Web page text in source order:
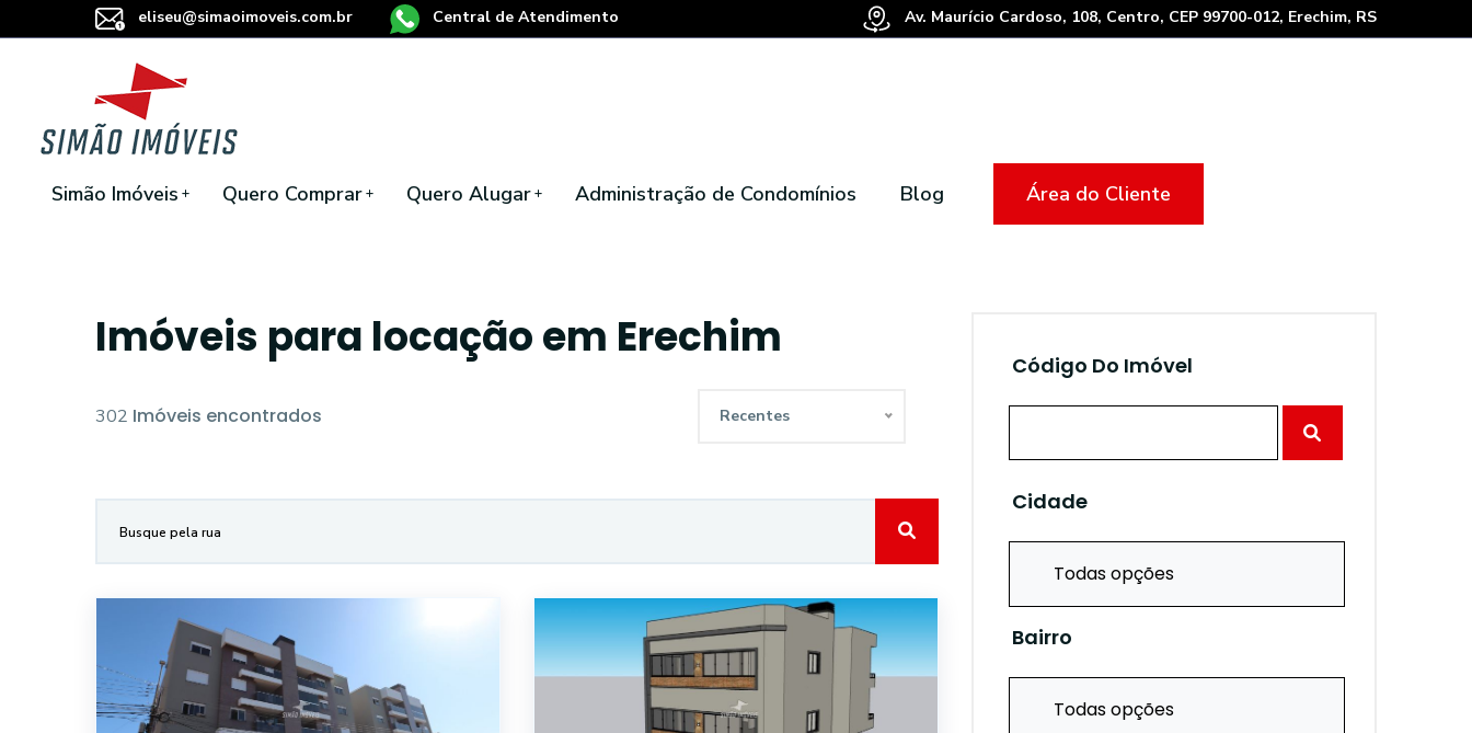
eliseu@simaoimoveis.com.br Central de Atendimento Av. Maurício Cardoso, 108, Centro, CEP 99700-012, Erechim, RS
Simão Imóveis Quero Comprar Quero Alugar Administração de Condomínios Blog Área do Cliente
Imóveis para locação em Erechim
302 Imóveis encontrados Recentes
Código Do Imóvel
Cidade
Todas opções
Bairro
Todas opções